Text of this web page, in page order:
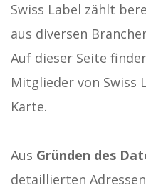
Swiss Label zählt
aus diversen
Auf dieser Seite
Mitglieder von Swiss
Karte.
Aus Gründen des
detaillierten